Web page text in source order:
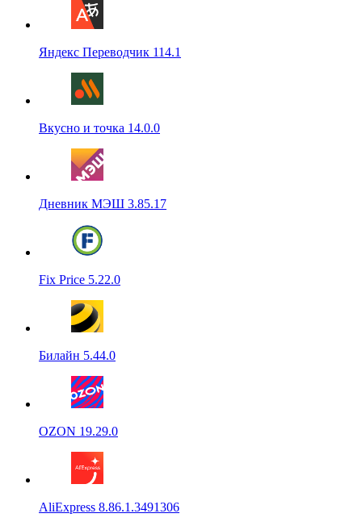
Яндекс Переводчик 114.1
Вкусно и точка 14.0.0
Дневник МЭШ 3.85.17
Fix Price 5.22.0
Билайн 5.44.0
OZON 19.29.0
AliExpress 8.86.1.3491306